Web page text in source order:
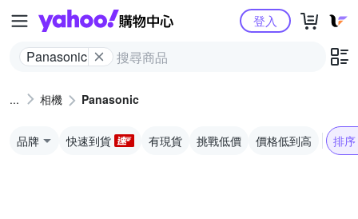
Yahoo購物中心
Panasonic
登入
相機 Panasonic
品牌 快速到貨 有現貨 挑戰低價 價格低到高 排序